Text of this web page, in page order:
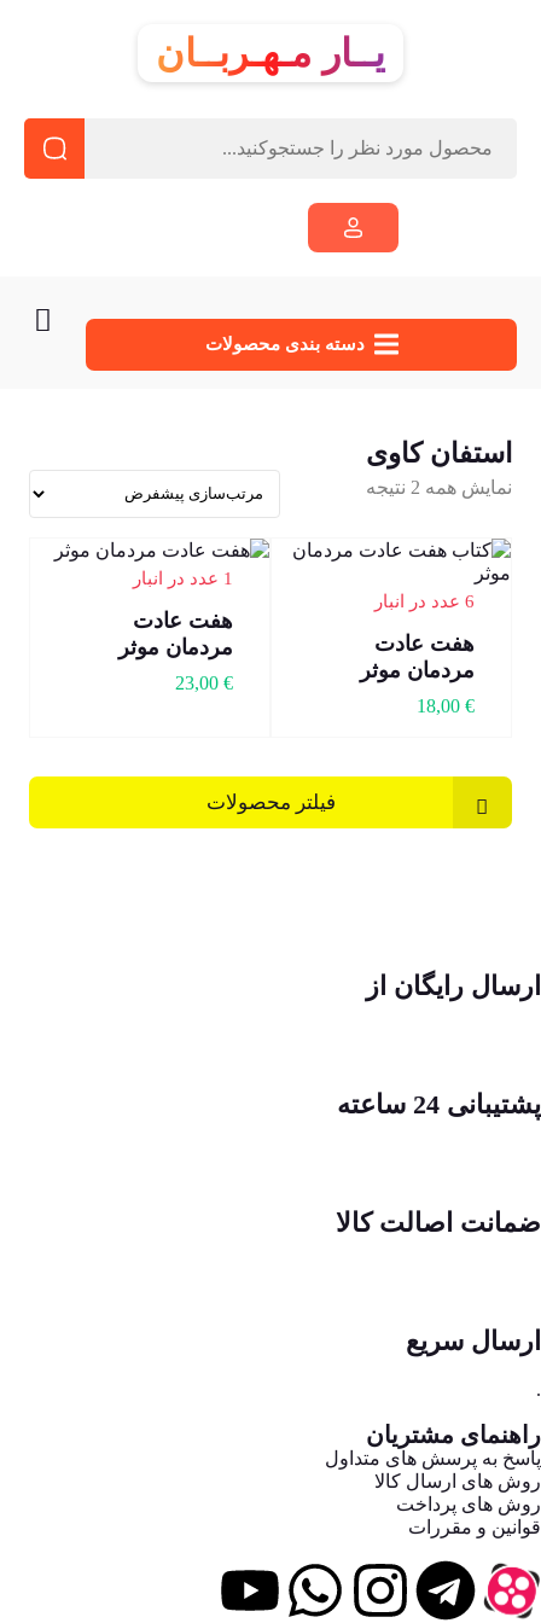
یــار مـهـربــان
دسته‌ بندی محصولات
استفان کاوی
نمایش همه 2 نتیجه
6 عدد در انبار
هفت عادت
مردمان موثر
18,00 €
1 عدد در انبار
هفت عادت
مردمان موثر
23,00€
فیلتر محصولات
ارسال رایگان از
پشتیبانی 24 ساعته
ضمانت اصالت کالا
ارسال سریع
.
راهنمای مشتریان
پاسخ به پرسش های متداول
روش های ارسال کالا
روش های پرداخت
قوانین و مقررات